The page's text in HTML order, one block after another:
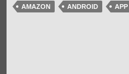
AMAZON ANDROID APP